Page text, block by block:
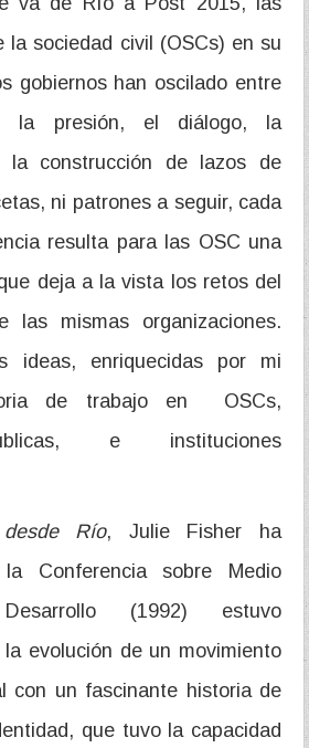
la sociedad civil (OSCs) en su
gobiernos han oscilado entre
la presión, el diálogo, la
construcción de lazos de
ni patrones a seguir, cada
resulta para las OSC una
deja a la vista los retos del
las mismas organizaciones.
ideas, enriquecidas por mi
de trabajo en OSCs,
e instituciones
Río, Julie Fisher ha
Conferencia sobre Medio
(1992) estuvo
evolución de un movimiento
con un fascinante historia de
que tuvo la capacidad